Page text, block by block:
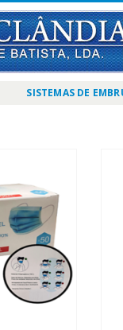
SISTEMAS DE